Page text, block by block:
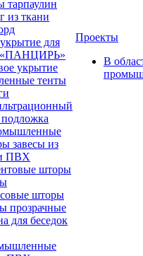
тарпаулин
из ткани
для
«ПАНЦИРЬ»
укрытие
тенты
подложка
завесы из
ПВХ
шторы
шторы
прозрачные
для беседок
Проекты
В